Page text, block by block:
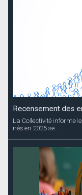
Recensement des
La Collectivité informe
nés en 2025 se...